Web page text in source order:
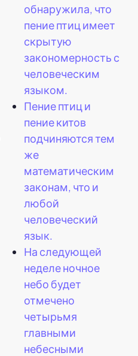
обнаружила, что
пение птиц имеет
скрытую
закономерность с
человеческим
языком.
Пение птиц и
пение китов
подчиняются тем
же
математическим
законам, что и
любой
человеческий
язык.
На следующей
неделе ночное
небо будет
отмечено
четырьмя
главными
небесными